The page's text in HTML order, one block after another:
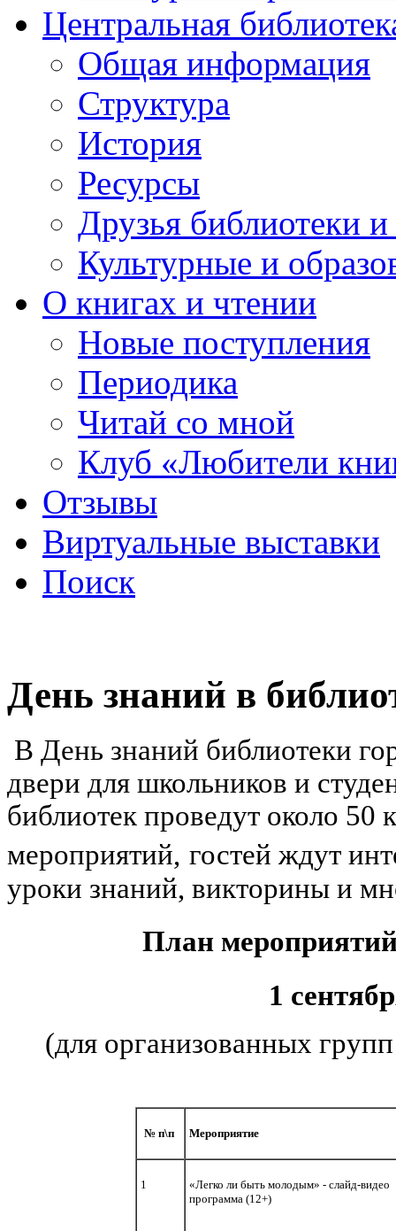
Центральная
Общая информация
Структура
История
Ресурсы
Друзья библиотеки
Культурные и
О книгах и чтении
Новые поступления
Периодика
Читай со мной
Клуб «Любители
Отзывы
Виртуальные выставки
Поиск
День знаний в
В День знаний библиотеки
двери для школьников и
библиотек проведут около 50
мероприятий, гостей ждут
уроки знаний, викторины и
План
1
(для организованных
№ п\п Мероприятие
1
«Легко ли быть молодым» - слайд-видео
программа (12+)